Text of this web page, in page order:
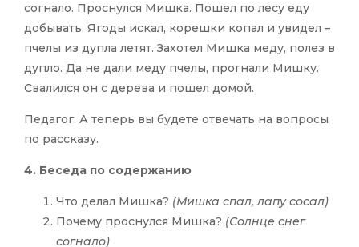
согнало. Проснулся Мишка. Пошел по лесу еду
добывать. Ягоды искал, корешки копал и увидел –
пчелы из дупла летят. Захотел Мишка меду, полез в
дупло. Да не дали меду пчелы, прогнали Мишку.
Свалился он с дерева и пошел домой.
Педагог: А теперь вы будете отвечать на вопросы
по рассказу.
4. Беседа по содержанию
Что делал Мишка? (Мишка спал, лапу сосал)
Почему проснулся Мишка? (Солнце снег
согнало)